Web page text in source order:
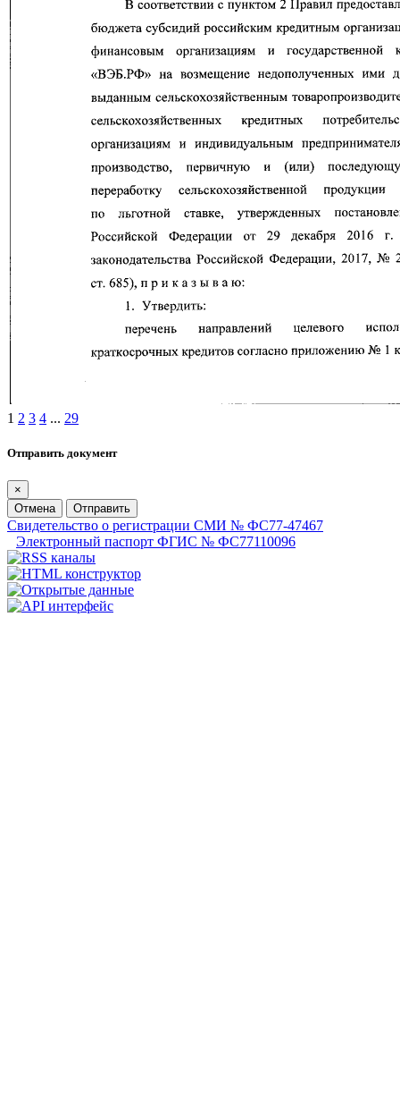
1 2 3 4 ... 29
Отправить документ
×
Отмена
Отправить
Свидетельство о регистрации СМИ № ФС77-47467
Электронный паспорт ФГИС № ФС77110096